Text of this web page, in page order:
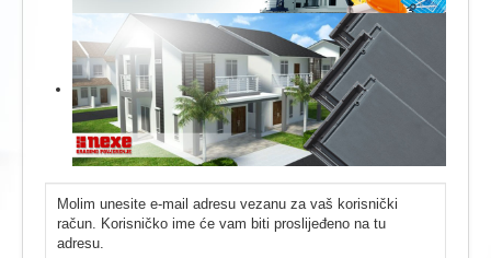
Molim unesite e-mail adresu vezanu za vaš korisnički
račun. Korisničko ime će vam biti proslijeđeno na tu
adresu.